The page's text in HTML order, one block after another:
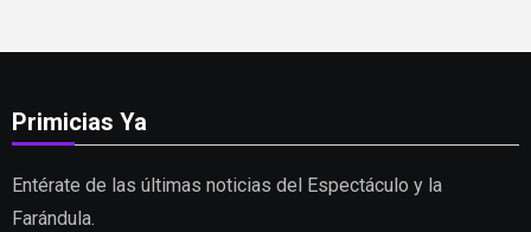
Primicias Ya
Entérate de las últimas noticias del Espectáculo y la
Farándula.